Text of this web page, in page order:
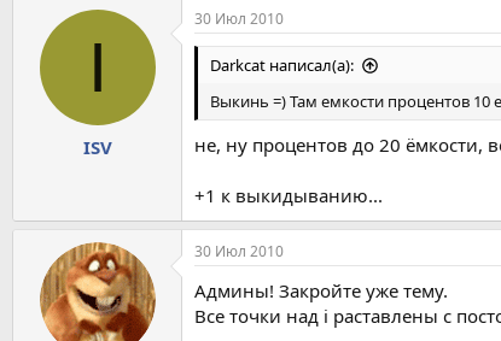
I
ISV
30 Июл 2010
Darkcat написал(а):
Выкинь =) Там емкости процентов 10
не, ну процентов до 20 ёмкости,
+1 к выкидыванию...
30 Июл 2010
Админы! Закройте уже тему.
Все точки над i раставлены с